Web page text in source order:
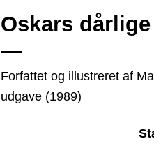
Oskars
Forfattet og illustreret af
udgave (1989)